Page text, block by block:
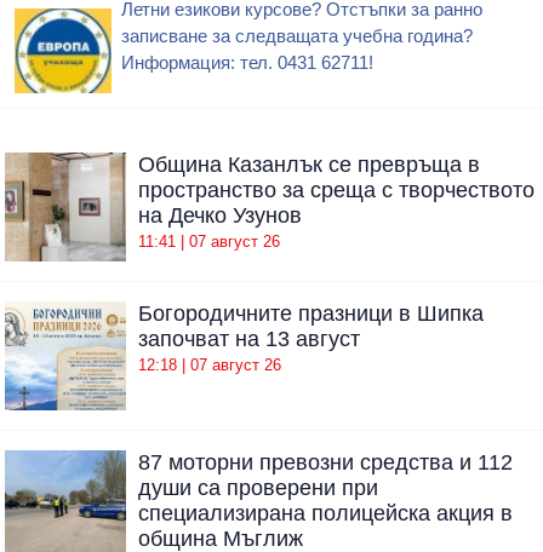
Летни езикови курсове? Отстъпки за ранно
записване за следващата учебна година?
Информация: тел. 0431 62711!
Община Казанлък се превръща в
пространство за среща с творчеството
на Дечко Узунов
11:41 | 07 август 26
Богородичните празници в Шипка
започват на 13 август
12:18 | 07 август 26
87 моторни превозни средства и 112
души са проверени при
специализирана полицейска акция в
община Мъглиж